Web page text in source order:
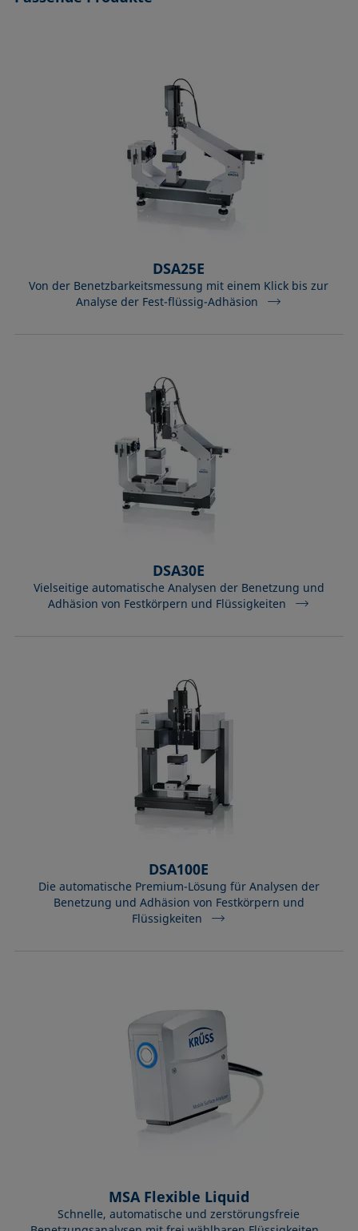
DSA25E
Von der Benetzbarkeitsmessung mit einem Klick bis zur
Analyse der Fest-flüssig-Adhäsion
DSA30E
Vielseitige automatische Analysen der Benetzung und
Adhäsion von Festkörpern und Flüssigkeiten
DSA100E
Die automatische Premium-Lösung für Analysen der
Benetzung und Adhäsion von Festkörpern und
Flüssigkeiten
MSA Flexible Liquid
Schnelle, automatische und zerstörungsfreie